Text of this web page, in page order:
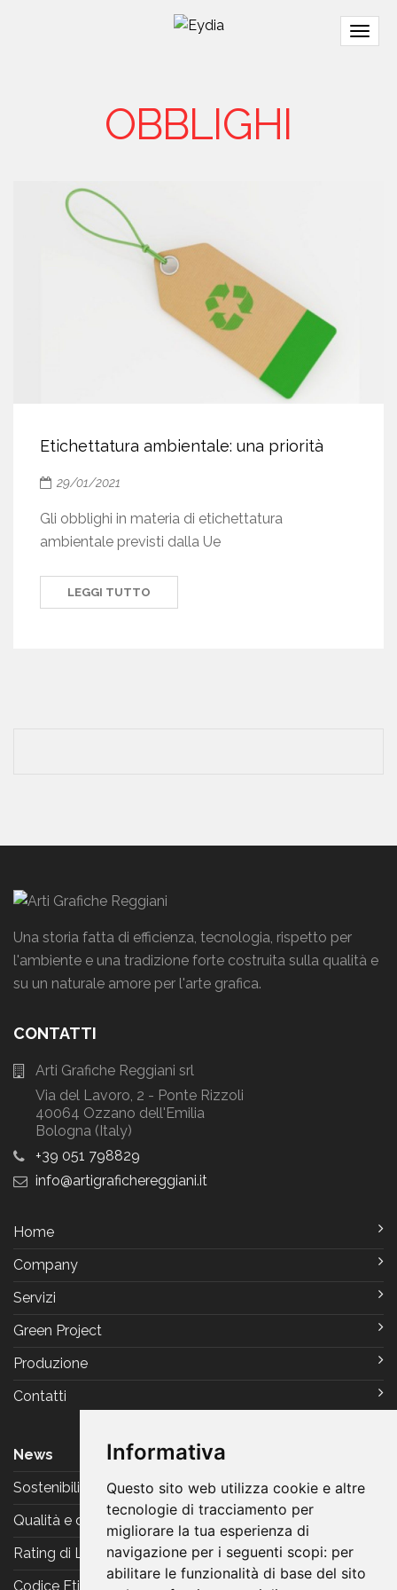
Informativa
Questo sito web utilizza cookie e altre
tecnologie di tracciamento per
migliorare la tua esperienza di
navigazione per i seguenti scopi: per
abilitare le funzionalità di base del sito
OBBLIGHI
Etichettatura ambientale: una priorità
29/01/2021
Gli obblighi in materia di etichettatura
ambientale previsti dalla Ue
LEGGI TUTTO
Una storia fatta di efficienza, tecnologia, rispetto per
l'ambiente e una tradizione forte costruita sulla qualità e
su un naturale amore per l'arte grafica.
CONTATTI
Arti Grafiche Reggiani srl
Via del Lavoro, 2 - Ponte Rizzoli
40064 Ozzano dell'Emilia
Bologna (Italy)
+39 051 798829
info
artigrafichereggiani it
Home
Company
Servizi
Green Project
Produzione
Contatti
News
Sostenibilità
Qualità e certificazioni
Rating di Legalità
Codice Etico